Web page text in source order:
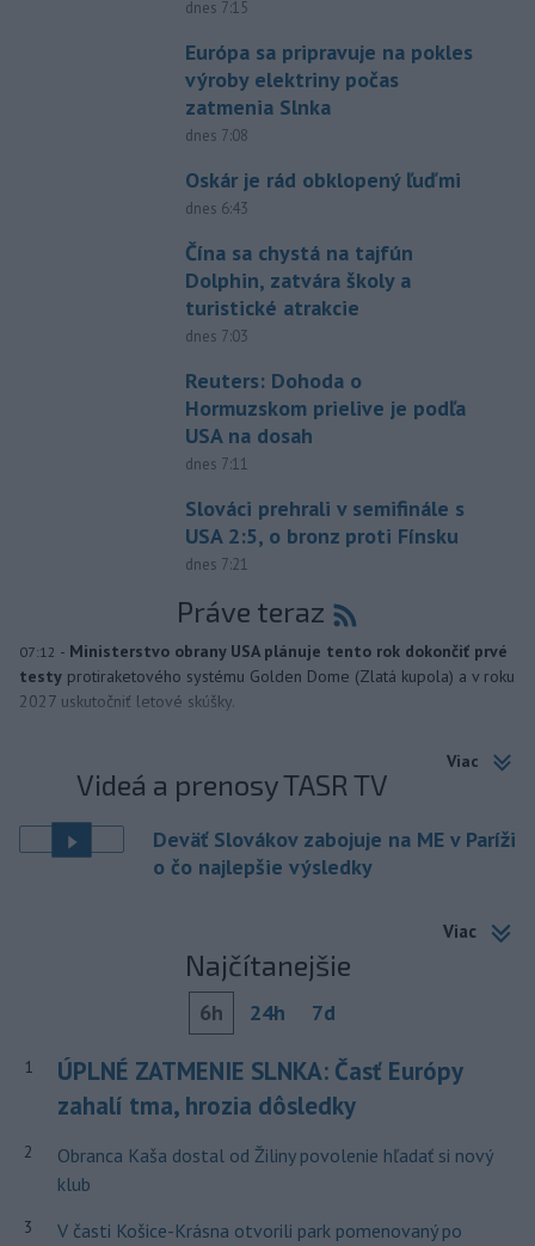
dnes 7:15
Európa sa pripravuje na pokles
výroby elektriny počas
zatmenia Slnka
dnes 7:08
Oskár je rád obklopený ľuďmi
dnes 6:43
Čína sa chystá na tajfún
Dolphin, zatvára školy a
turistické atrakcie
dnes 7:03
Reuters: Dohoda o
Hormuzskom prielive je podľa
USA na dosah
dnes 7:11
Slováci prehrali v semifinále s
USA 2:5, o bronz proti Fínsku
dnes 7:21
Práve teraz
07:12 - Ministerstvo obrany USA plánuje tento rok dokončiť prvé
testy protiraketového systému Golden Dome (Zlatá kupola) a v roku
2027 uskutočniť letové skúšky.
Viac
Videá a prenosy TASR TV
Deväť Slovákov zabojuje na ME v Paríži
o čo najlepšie výsledky
Viac
Najčítanejšie
6h 24h 7d
1
ÚPLNÉ ZATMENIE SLNKA: Časť Európy
zahalí tma, hrozia dôsledky
2
Obranca Kaša dostal od Žiliny povolenie hľadať si nový
klub
3
V časti Košice-Krásna otvorili park pomenovaný po